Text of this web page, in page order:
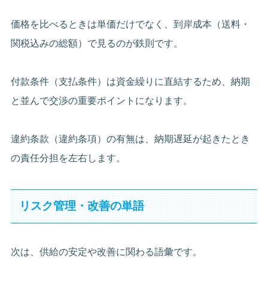
価格を比べるときは単価だけでなく、到岸成本（送料・
関税込みの総額）で見るのが鉄則です。
付款条件（支払条件）は資金繰りに直結するため、納期
と並んで交渉の重要ポイントになります。
違約条款（違約条項）の有無は、納期遅延が起きたとき
の責任分担を左右します。
リスク管理・改善の単語
次は、供給の安定や改善に関わる語彙です。